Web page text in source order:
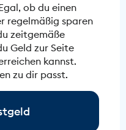
ob du einen
regelmäßig sparen
zeitgemäße
Geld zur Seite
kannst.
zu dir passt.